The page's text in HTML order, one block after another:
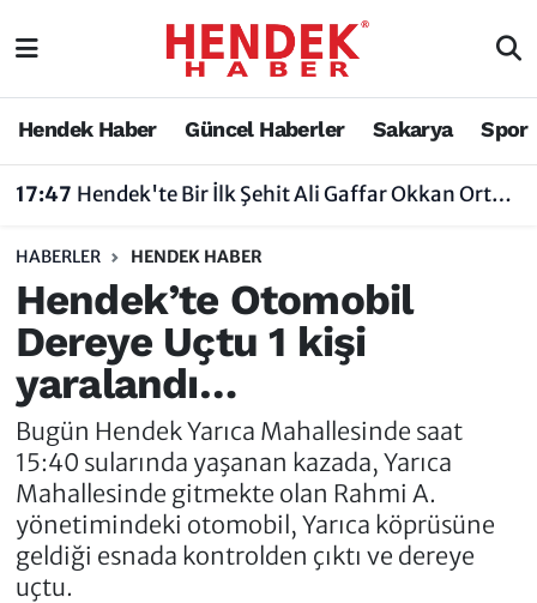
Hendek Haber Güncel Haberler Sakarya Spor
17:47 Hendek'te Bir İlk Şehit Ali Gaffar Okkan Ortaokulu Çoklu Yabancı Dil Uygulama Okulu Oldu
12:00Türkiye Radyo Amatörleri Cemiyeti​​​​​​​ Sakarya Şubesi 11. Olağan Genel Kurulu Düzenleyecek
HABERLER HENDEK HABER
Hendek’te Otomobil
Dereye Uçtu 1 kişi
yaralandı…
Bugün Hendek Yarıca Mahallesinde saat
15:40 sularında yaşanan kazada, Yarıca
Mahallesinde gitmekte olan Rahmi A.
yönetimindeki otomobil, Yarıca köprüsüne
geldiği esnada kontrolden çıktı ve dereye
uçtu.
Hendek Haber
Nöbetçi Eczaneler
Vefat Edenler
Hendek Haber
Hakkında
Hendek Haber Reklam Servisi
Künye
İletişim
Sakarya Nöbetçi Eczaneler
Sakarya Trafik Yoğunluk Haritası
Tüm Manşetler
Son Dakika Haberleri
Haber Arşivi